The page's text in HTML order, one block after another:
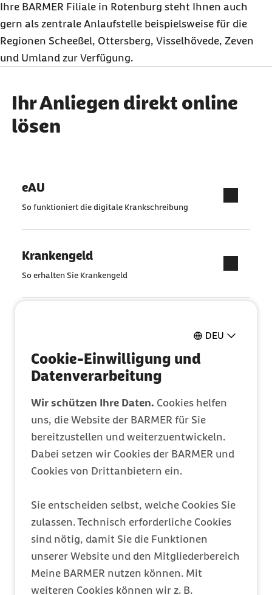
DEU
Cookie-Einwilligung und
Datenverarbeitung
Wir schützen Ihre Daten. Cookies helfen
uns, die Website der BARMER für Sie
bereitzustellen und weiterzuentwickeln.
Dabei setzen wir Cookies der BARMER und
Cookies von Drittanbietern ein.
Sie entscheiden selbst, welche Cookies Sie
zulassen. Technisch erforderliche Cookies
sind nötig, damit Sie die Funktionen
unserer Website und den Mitgliederbereich
Meine BARMER nutzen können. Mit
weiteren Cookies können wir z. B.
Ihre BARMER Filiale in Rotenburg steht Ihnen auch
gern als zentrale Anlaufstelle beispielsweise für die
Regionen Scheeßel, Ottersberg, Visselhövede, Zeven
und Umland zur Verfügung.
Ihr Anliegen direkt online
lösen
eAU
So funktioniert die digitale Krankschreibung
Krankengeld
So erhalten Sie Krankengeld
Barmer Bonus
Meine Barmer
Ein Zugang für alles